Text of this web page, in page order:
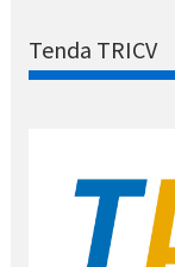
Tenda TRICV